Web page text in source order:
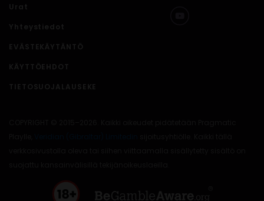
Urat
Yhteystiedot
EVÄSTEKÄYTÄNTÖ
KÄYTTÖEHDOT
TIETOSUOJALAUSEKE